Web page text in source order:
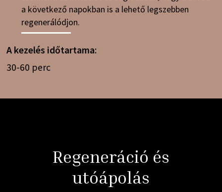
a következő napokban is a lehető legszebben
regenerálódjon.
A kezelés időtartama:
30-60 perc
Regeneráció és
utóápolás